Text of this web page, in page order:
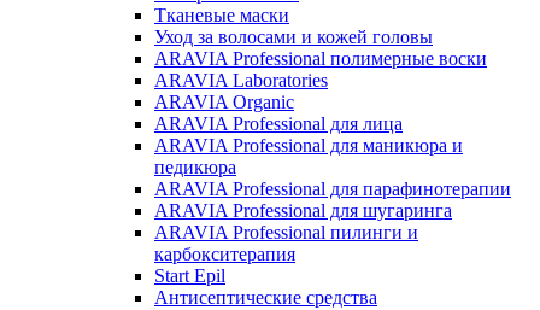
Тканевые маски
Уход за волосами и кожей головы
ARAVIA Professional полимерные воски
ARAVIA Laboratories
ARAVIA Organic
ARAVIA Professional для лица
ARAVIA Professional для маникюра и
педикюра
ARAVIA Professional для парафинотерапии
ARAVIA Professional для шугаринга
ARAVIA Professional пилинги и
карбокситерапия
Start Epil
Антисептические средства